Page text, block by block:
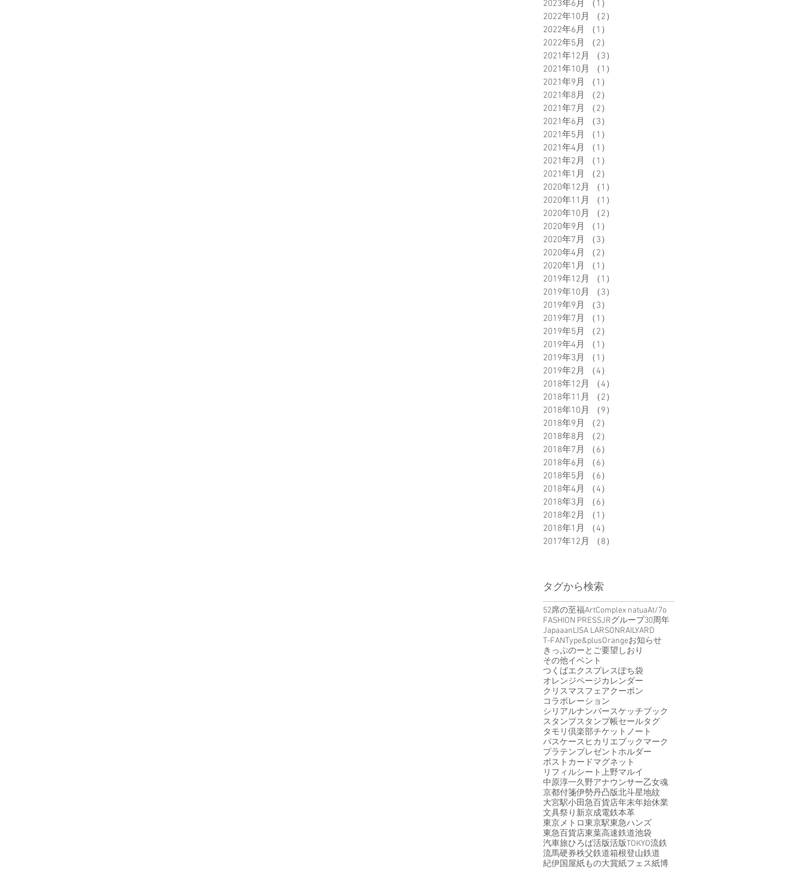
2023年6月
（1）
2022年10月
（2）
2022年6月
（1）
2022年5月
（2）
2021年12月
（3）
2021年10月
（1）
2021年9月
（1）
2021年8月
（2）
2021年7月
（2）
2021年6月
（3）
2021年5月
（1）
2021年4月
（1）
2021年2月
（1）
2021年1月
（2）
2020年12月
（1）
2020年11月
（1）
2020年10月
（2）
2020年9月
（1）
2020年7月
（3）
2020年4月
（2）
2020年1月
（1）
2019年12月
（1）
2019年10月
（3）
2019年9月
（3）
2019年7月
（1）
2019年5月
（2）
2019年4月
（1）
2019年3月
（1）
2019年2月
（4）
2018年12月
（4）
2018年11月
（2）
2018年10月
（9）
2018年9月
（2）
2018年8月
（2）
2018年7月
（6）
2018年6月
（6）
2018年5月
（6）
2018年4月
（4）
2018年3月
（6）
2018年2月
（1）
2018年1月
（4）
2017年12月
（8）
タグから検索
52席の至福ArtComplex natuaAt/7o
FASHION PRESSJRグループ30周年
JapaaanLISA LARSONRAILYARD
T-FANType&plusOrangeお知らせ
きっぷのーと ご要望 しおり
その他イベント
つくばエクスプレスぽち袋
オレンジページカレンダー
クリスマスフェアクーポン
コラボレーション
シリアルナンバースケッチブック
スタンプスタンプ帳セールタグ
タモリ倶楽部チケット ノート
パスケース ヒカリエブックマーク
プラテンプレゼントホルダー
ポストカードマグネット
リフィルシート上野マルイ
中原淳一久野アナウンサー乙女魂
京都付箋伊勢丹凸版北斗星地紋
大宮駅小田急百貨店年末年始休業
文具祭り新京成電鉄本革
東京メトロ東京駅東急ハンズ
東急百貨店東葉高速鉄道池袋
汽車旅ひろば活版活版TOKYO流鉄
流馬硬券秩父鉄道箱根登山鉄道
紀伊国屋紙もの大賞紙フェス紙博